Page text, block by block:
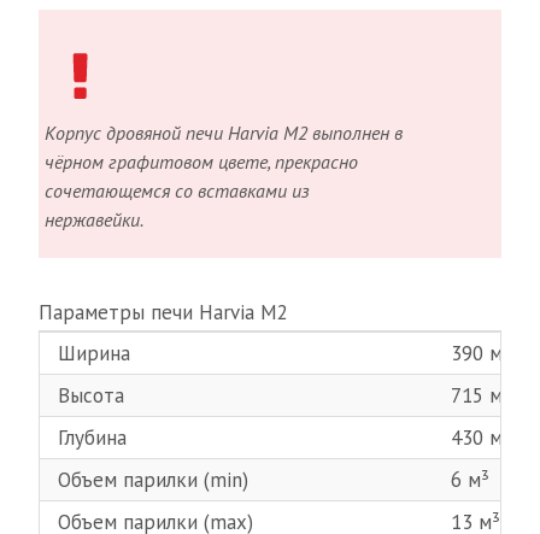
Корпус дровяной печи Harvia М2 выполнен в
чёрном графитовом цвете, прекрасно
сочетающемся со вставками из
нержавейки.
Параметры печи Нarvia М2
Ширина
390 мм
Высота
715 мм
Глубина
430 мм
Объем парилки (min)
6 м³
Объем парилки (max)
13 м³